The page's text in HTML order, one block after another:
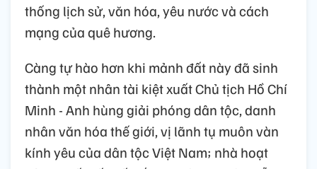
thống lịch sử, văn hóa, yêu nước và cách
mạng của quê hương.
Càng tự hào hơn khi mảnh đất này đã sinh
thành một nhân tài kiệt xuất Chủ tịch Hồ Chí
Minh - Anh hùng giải phóng dân tộc, danh
nhân văn hóa thế giới, vị lãnh tụ muôn vàn
kính yêu của dân tộc Việt Nam; nhà hoạt